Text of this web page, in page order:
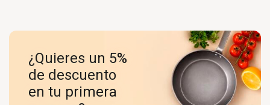
¿Quieres un 5%
de descuento
en tu primera